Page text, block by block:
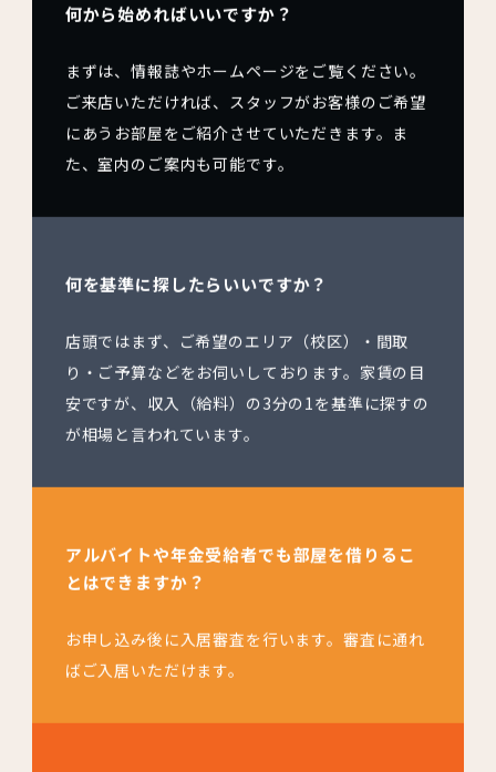
何から始めればいいですか？
まずは、情報誌やホームページをご覧ください。
ご来店いただければ、スタッフがお客様のご希望
にあうお部屋をご紹介させていただきます。ま
た、室内のご案内も可能です。
何を基準に探したらいいですか？
店頭ではまず、ご希望のエリア（校区）・間取
り・ご予算などをお伺いしております。家賃の目
安ですが、収入（給料）の3分の1を基準に探すの
が相場と言われています。
アルバイトや年金受給者でも部屋を借りるこ
とはできますか？
お申し込み後に入居審査を行います。審査に通れ
ばご入居いただけます。